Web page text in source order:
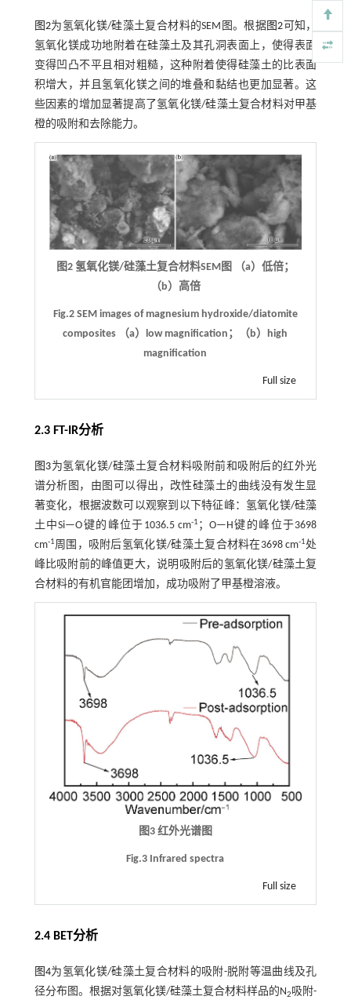
图2为氢氧化镁/硅藻土复合材料的SEM图。根据图2 可知，
氢氧化镁成功地附着在硅藻土及其孔洞表面上，使得表面
变得凹凸不平且相对粗糙，这种附着使得硅藻土的比表面
积增大，并且氢氧化镁之间的堆叠和黏结也更加显著。这
些因素的增加显著提高了氢氧化镁/硅藻土复合材料对甲基
橙的吸附和去除能力。
图2 氢氧化镁/硅藻土复合材料SEM图 （a）低倍；
（b）高倍
Fig.2 SEM images of magnesium hydroxide/diatomite
composites （a）low magnification；（b）high
magnification
Full size
2.3 FT-IR分析
图3为氢氧化镁/硅藻土复合材料吸附前和吸附后的红外光
谱分析图，由图可以得出，改性硅藻土的曲线没有发生显
著变化，根据波数可以观察到以下特征峰：氢氧化镁/硅藻
土中Si—O键的峰位于1036.5 cm-1 ；O—H键的峰位于3698
cm-1周围，吸附后氢氧化镁/硅藻土复合材料在3698 cm-1处
峰比吸附前的峰值更大，说明吸附后的氢氧化镁/硅藻土复
合材料的有机官能团增加，成功吸附了甲基橙溶液。
图3 红外光谱图
Fig.3 Infrared spectra
Full size
2.4 BET分析
图4为氢氧化镁/硅藻土复合材料的吸附-脱附等温曲线及孔
径分布图。根据对氢氧化镁/硅藻土复合材料样品的N2吸附-